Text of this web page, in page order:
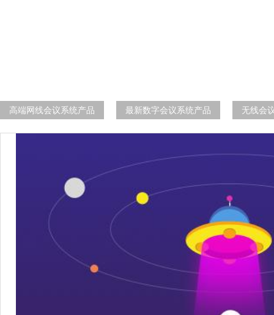
高端网线会议系统产品 最新数字会议系统产品 无线会